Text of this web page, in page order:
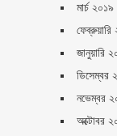
মার্চ ২০১৯
জানুয়ারি
ডিসেম্বর
নভেম্বর
অক্টোবর